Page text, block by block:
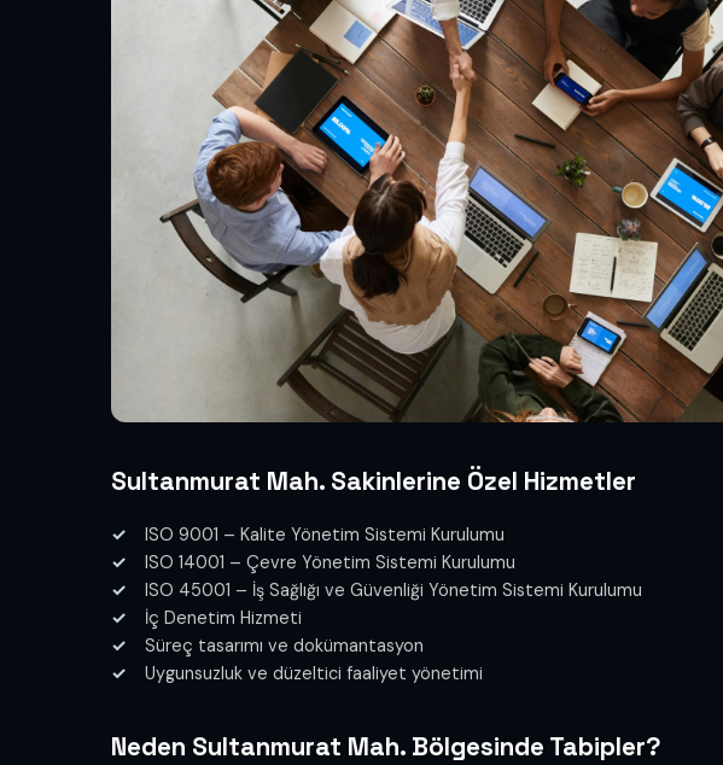
Sultanmurat Mah. Sakinlerine Özel Hizmetler
ISO 9001 – Kalite Yönetim Sistemi Kurulumu
ISO 14001 – Çevre Yönetim Sistemi Kurulumu
ISO 45001 – İş Sağlığı ve Güvenliği Yönetim Sistemi Kurulumu
İç Denetim Hizmeti
Süreç tasarımı ve dokümantasyon
Uygunsuzluk ve düzeltici faaliyet yönetimi
Neden Sultanmurat Mah. Bölgesinde Tabipler?